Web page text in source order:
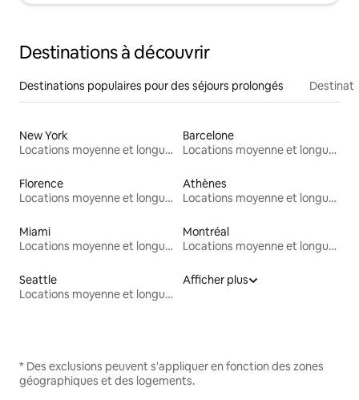
Destinations à découvrir
Destinations populaires pour des séjours prolongés
New York
Locations moyenne et longue durée
Barcelone
Locations moyenne et longue durée
Florence
Locations moyenne et longue durée
Athènes
Locations moyenne et longue durée
Miami
Locations moyenne et longue durée
Montréal
Locations moyenne et longue durée
Seattle
Locations moyenne et longue durée
Afficher plus
* Des exclusions peuvent s'appliquer en fonction des zones
géographiques et des logements.